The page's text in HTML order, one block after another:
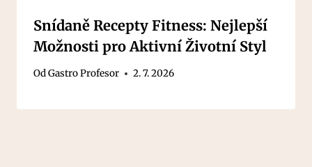
Snídaně Recepty Fitness: Nejlepší
Možnosti pro Aktivní Životní Styl
OdGastro Profesor 2. 7. 2026